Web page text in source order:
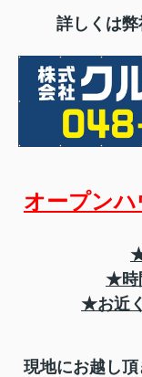
詳しくは
オープンハ
★時
★お近
現地にお越し